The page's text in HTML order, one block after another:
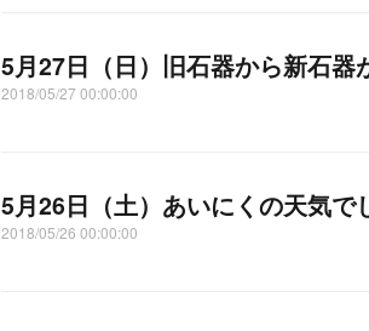
5月27日（日）旧石器から新石器
2018/05/27 00:00:00
5月26日（土）あいにくの天気
2018/05/26 00:00:00